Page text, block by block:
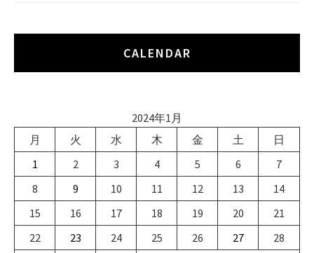
CALENDAR
2024年1月
月
火 水 木 金 土
日
1
2 3 4 5 6
7
8
9 10 11 12 13
14
15
16 17 18 19 20
21
22
23 24 25 26 27
28